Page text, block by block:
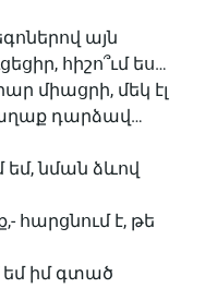
այն
հիշո՞ւմ ես…
միացրի, մեկ էլ
դարձավ…
նման ձևով
հարցնում է, թե
եմ իմ գտած